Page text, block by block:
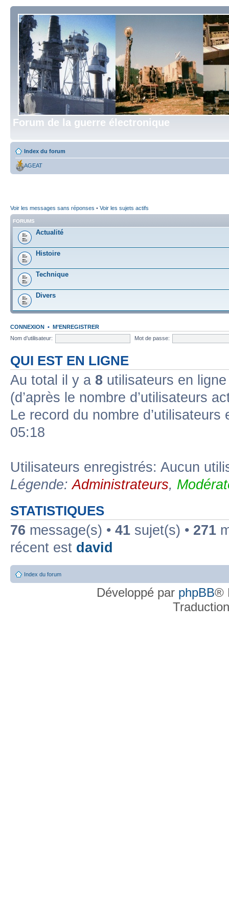
Forum de la guerre électronique
Index du forum
AGEAT
Voir les messages sans réponses • Voir les sujets actifs
FORUMS
Actualité
Histoire
Technique
Divers
CONNEXION • M’ENREGISTRER
Nom d’utilisateur:
Mot de passe:
QUI EST EN LIGNE
Au total il y a 8 utilisateurs en
(d’après le nombre d’utilisateurs
Le record du nombre
05:18
Utilisateurs enregistrés: Aucun
Légende:Administrateurs,
STATISTIQUES
76 message(s) • 41 sujet(s) • 271
récent est david
Index du forum
Développé par phpBB®